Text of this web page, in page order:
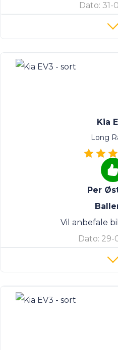
Dato: 31-
Kia
Long
Per
Vil anbefale
Dato: 29-